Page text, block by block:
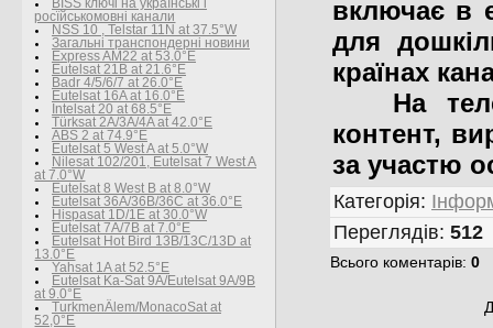
BISS ключі на українські і
росїйськомовні канали
NSS 10 , Telstar 11N at 37.5°W
Загальні транспондерні новини
Express AM22 at 53.0°E
Eutelsat 21B at 21.6°E
Badr 4/5/6/7 at 26.0°E
Eutelsat 16A at 16.0°E
Intelsat 20 at 68.5°E
Türksat 2A/3A/4A at 42.0°E
ABS 2 at 74.9°E
Eutelsat 5 West A at 5.0°W
Nilesat 102/201, Eutelsat 7 West A
at 7.0°W
Eutelsat 8 West В at 8.0°W
Eutelsat 36A/36B/36C at 36.0°E
Hispasat 1D/1E at 30.0°W
Eutelsat 7A/7B at 7.0°E
Eutelsat Hot Bird 13B/13C/13D at
13.0°E
Yahsat 1A at 52.5°E
Eutelsat Ka-Sat 9A/Eutelsat 9A/9B
at 9.0°E
TurkmenÄlem/MonacoSat at
52,0°E
включає в
для
країнах
На
контент,
за участю
Категорія:
Переглядів: 512
Всього коментарів: 0